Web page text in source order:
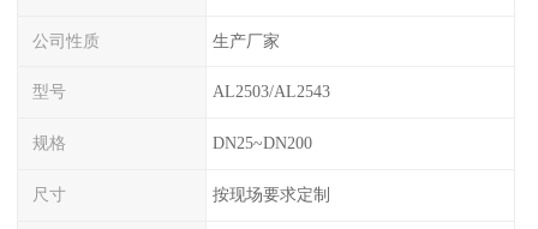
公司性质 生产厂家
型号 AL2503/AL2543
规格 DN25~DN200
尺寸 按现场要求定制